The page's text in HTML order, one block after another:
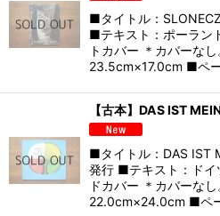
■タイトル：
■テキスト：ポーラン
トカバー ＊カバーな
23.5cm×17.0cm ■ペ
【古本】DAS IST
■タイトル：DAS IST
発行 ■テキスト：ド
ドカバー ＊カバーな
22.0cm×24.0cm ■ペ